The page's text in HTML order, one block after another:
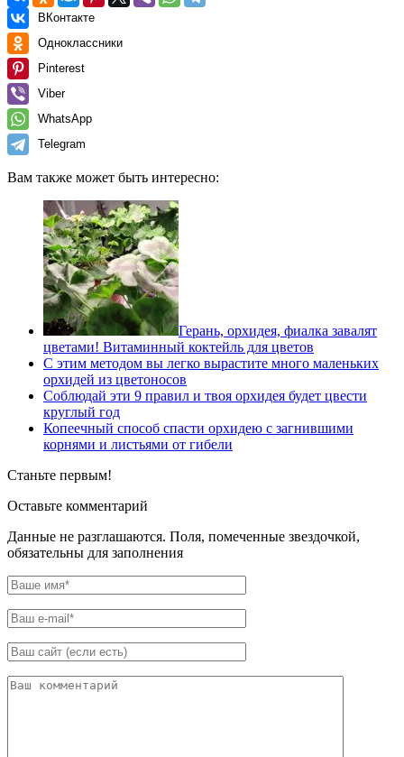
ВКонтакте
Одноклассники
Pinterest
Viber
WhatsApp
Telegram
Вам также может быть интересно:
Герань, орхидея, фиалка завалят
цветами! Витаминный коктейль для цветов
С этим методом вы легко вырастите много маленьких
орхидей из цветоносов
Соблюдай эти 9 правил и твоя орхидея будет цвести
круглый год
Копеечный способ спасти орхидею с загнившими
корнями и листьями от гибели
Станьте первым!
Оставьте комментарий
Данные не разглашаются. Поля, помеченные звездочкой,
обязательны для заполнения